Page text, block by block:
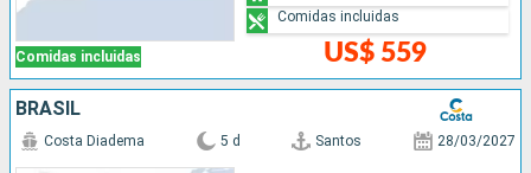
Comidas incluidas US$ 559
Comidas incluidas
BRASIL
Costa Diadema 5 d Santos 28/03/2027